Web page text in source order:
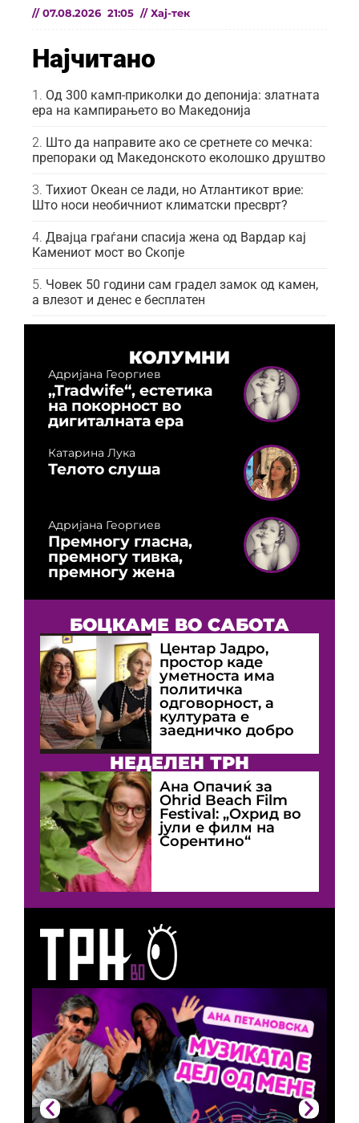
// 07.08.2026 21:05 // Хај-тек
Најчитано
Од 300 камп-приколки до депонија: златната
ера на кампирањето во Македонија
Што да направите ако се сретнете со мечка:
препораки од Македонското еколошко друштво
Тихиот Океан се лади, но Атлантикот врие:
Што носи необичниот климатски пресврт?
Двајца граѓани спасија жена од Вардар кај
Камениот мост во Скопје
Човек 50 години сам градел замок од камен,
а влезот и денес е бесплатен
КОЛУМНИ
Адријана Георгиев
„Tradwife“, естетика
на покорност во
дигиталната ера
Катарина Лука
Телото слуша
Адријана Георгиев
Премногу гласна,
премногу тивка,
премногу жена
БОЦКАМЕ ВО САБОТА
Центар Јадро,
простор каде
уметноста има
политичка
одговорност, а
културата е
заедничко добро
НЕДЕЛЕН ТРН
Ана Опачиќ за
Оhrid Beach Film
Festival: „Охрид во
јули е филм на
Сорентино“